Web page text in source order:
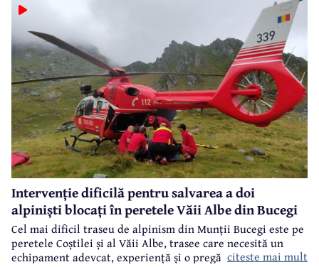
Intervenție dificilă pentru salvarea a doi
alpiniști blocați în peretele Văii Albe din Bucegi
Cel mai dificil traseu de alpinism din Munții Bucegi este pe
peretele Coștilei și al Văii Albe, trasee care necesită un
echipament adevcat, experiență și o pregătire specifică.
citeste mai mult